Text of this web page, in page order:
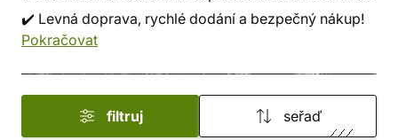
✔️ Levná doprava, rychlé dodání a bezpečný nákup!
Pokračovat
filtruj seřaď